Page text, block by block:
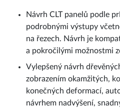
Návrh CLT panelů podle
podrobnými výstupy
na řezech. Návrh je
a pokročilými možnostmi
Vylepšený návrh
zobrazením okamžitých,
konečných deformací,
návrhem nadvýšení,